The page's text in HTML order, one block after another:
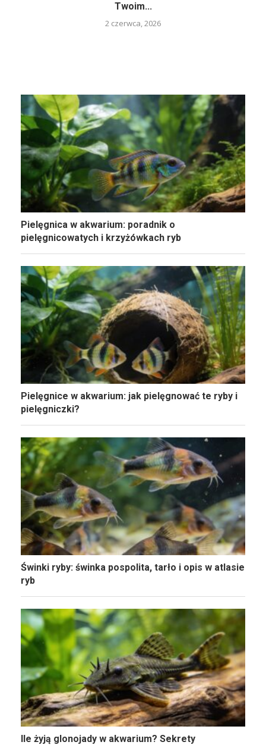
Twoim...
2 czerwca, 2026
Pielęgnica w akwarium: poradnik o
pielęgnicowatych i krzyżówkach ryb
Pielęgnice w akwarium: jak pielęgnować te ryby i
pielęgniczki?
Świnki ryby: świnka pospolita, tarło i opis w atlasie
ryb
Ile żyją glonojady w akwarium? Sekrety